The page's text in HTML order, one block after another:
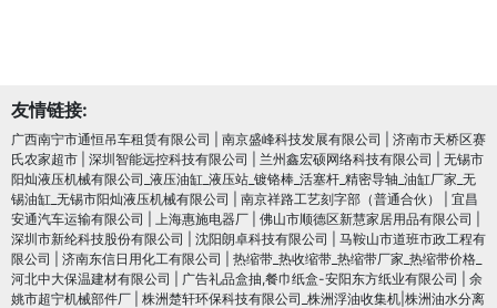
友情链接:
广西南宁市通恒吊车租赁有限公司 南京盛峰科技发展有限公司
济南市天桥区赛
氏农家超市
深圳智能远控科技有限公司 兰州鑫宏硕网络科技有限公司
无锡市
阳灿液压机械有限公司_液压油缸_液压站_镀铬棒_活塞杆_精密导轴_油缸厂家_无
锡油缸_无锡市阳灿液压机械有限公司
南京祥路工艺刻字部（普通合伙）
宜昌
安通汽车运输有限公司
上海惠施电器厂 佛山市顺德区新慧家居用品有限公司
深圳市新纶科技股份有限公司
沈阳朗卓科技有限公司
马鞍山市道班市政工程有
限公司
济南东信日用化工有限公司
热缩带_热收缩带_热缩带厂家_热缩带价格_
河北中大保温建材有限公司
广告礼品盒抽,餐巾纸盒-安阳东方纸业有限公司
余
姚市超宁机械部件厂
株洲楚轩环保科技有限公司_株洲浮油收集机|株洲油水分离